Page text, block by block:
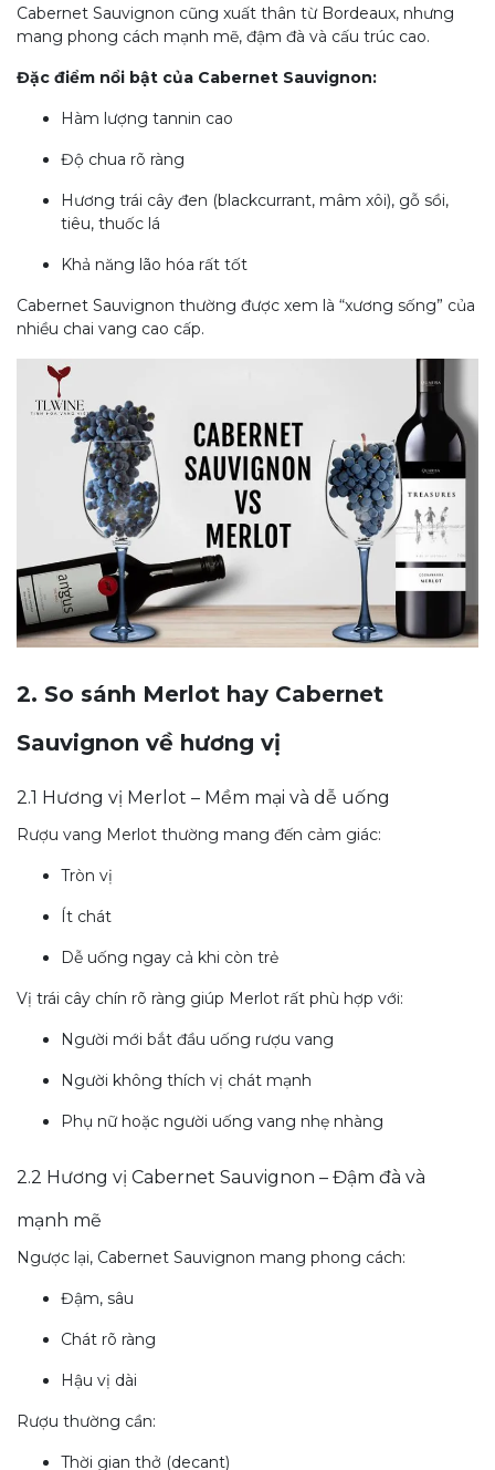
Cabernet Sauvignon cũng xuất thân từ Bordeaux, nhưng
mang phong cách mạnh mẽ, đậm đà và cấu trúc cao.
Đặc điểm nổi bật của Cabernet Sauvignon:
Hàm lượng tannin cao
Độ chua rõ ràng
Hương trái cây đen (blackcurrant, mâm xôi), gỗ sồi,
tiêu, thuốc lá
Khả năng lão hóa rất tốt
Cabernet Sauvignon thường được xem là “xương sống” của
nhiều chai vang cao cấp.
2. So sánh Merlot hay Cabernet
Sauvignon về hương vị
2.1 Hương vị Merlot – Mềm mại và dễ uống
Rượu vang Merlot thường mang đến cảm giác:
Tròn vị
Ít chát
Dễ uống ngay cả khi còn trẻ
Vị trái cây chín rõ ràng giúp Merlot rất phù hợp với:
Người mới bắt đầu uống rượu vang
Người không thích vị chát mạnh
Phụ nữ hoặc người uống vang nhẹ nhàng
2.2 Hương vị Cabernet Sauvignon – Đậm đà và
mạnh mẽ
Ngược lại, Cabernet Sauvignon mang phong cách:
Đậm, sâu
Chát rõ ràng
Hậu vị dài
Rượu thường cần:
Thời gian thở (decant)